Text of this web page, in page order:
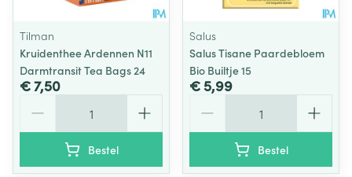
Tilman
Kruidenthee Ardennen N11
Darmtransit Tea Bags 24
€ 7,50
Bestel
Salus
Salus Tisane Paardebloem
Bio Builtje 15
€ 5,99
Bestel